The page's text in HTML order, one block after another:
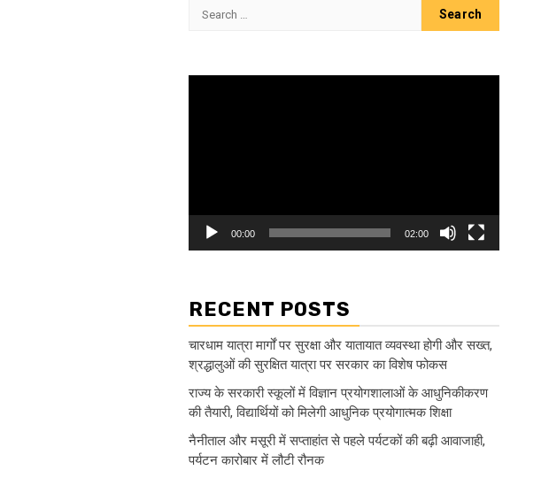
Search
00:00 02:00
RECENT POSTS
चारधाम यात्रा मार्गों पर सुरक्षा और यातायात व्यवस्था होगी और सख्त,
श्रद्धालुओं की सुरक्षित यात्रा पर सरकार का विशेष फोकस
राज्य के सरकारी स्कूलों में विज्ञान प्रयोगशालाओं के आधुनिकीकरण
की तैयारी, विद्यार्थियों को मिलेगी आधुनिक प्रयोगात्मक शिक्षा
नैनीताल और मसूरी में सप्ताहांत से पहले पर्यटकों की बढ़ी आवाजाही,
पर्यटन कारोबार में लौटी रौनक